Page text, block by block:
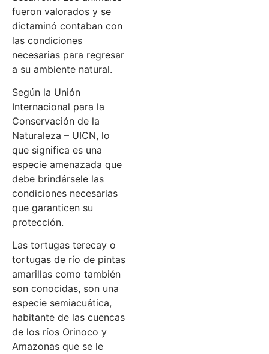
fueron valorados y se
dictaminó contaban con
las condiciones
necesarias para regresar
a su ambiente natural.
Según la Unión
Internacional para la
Conservación de la
Naturaleza – UICN, lo
que significa es una
especie amenazada que
debe brindársele las
condiciones necesarias
que garanticen su
protección.
Las tortugas terecay o
tortugas de río de pintas
amarillas como también
son conocidas, son una
especie semiacuática,
habitante de las cuencas
de los ríos Orinoco y
Amazonas que se le